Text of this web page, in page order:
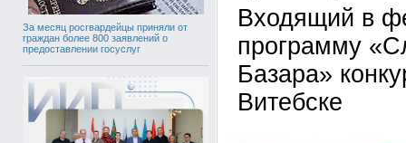
За месяц росгвардейцы приняли от
граждан более 800 заявлений о
предоставлении госуслуг
Входящий в
программу
Базара»
Витебске